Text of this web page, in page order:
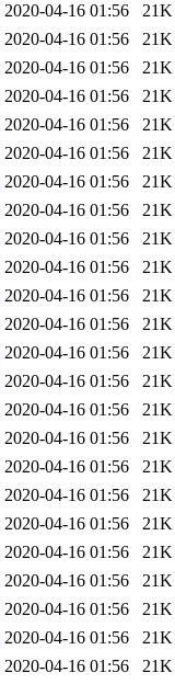
2020-04-16 01:56
21K
2020-04-16 01:56
21K
2020-04-16 01:56
21K
2020-04-16 01:56
21K
2020-04-16 01:56
21K
2020-04-16 01:56
21K
2020-04-16 01:56
21K
2020-04-16 01:56
21K
2020-04-16 01:56
21K
2020-04-16 01:56
21K
2020-04-16 01:56
21K
2020-04-16 01:56
21K
2020-04-16 01:56
21K
2020-04-16 01:56
21K
2020-04-16 01:56
21K
2020-04-16 01:56
21K
2020-04-16 01:56
21K
2020-04-16 01:56
21K
2020-04-16 01:56
21K
2020-04-16 01:56
21K
2020-04-16 01:56
21K
2020-04-16 01:56
21K
2020-04-16 01:56
21K
2020-04-16 01:56 21K